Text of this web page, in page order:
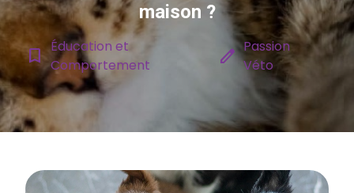
maison ?
bookmark_border Éducation et
Comportement
edit Passion
Véto